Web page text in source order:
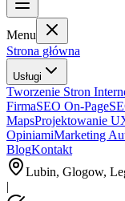
Menu
Strona główna
Usługi
Tworzenie Stron
FirmaSEO On-Page
MapsProjektowanie
OpiniamiMarketing
BlogKontakt
Lubin, Glogow,
|